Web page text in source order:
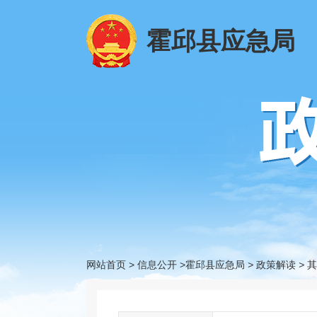
霍邱县应急局
网站首页 > 信息公开 >霍邱县应急局 > 政策解读 >